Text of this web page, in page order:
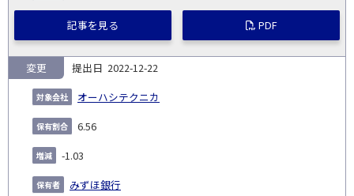
記事を見る PDF
2022-12-22
オーハシテクニカ
変更
6.56
-1.03
みずほ銀行